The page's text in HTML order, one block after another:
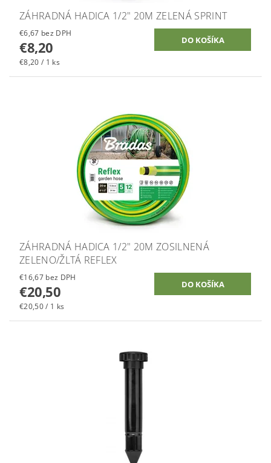
ZÁHRADNÁ HADICA 1/2" 20M ZELENÁ SPRINT
€6,67 bez DPH
€8,20
€8,20 / 1 ks
ZÁHRADNÁ HADICA 1/2" 20M ZOSILNENÁ
ZELENO/ŽLTÁ REFLEX
€16,67 bez DPH
€20,50
€20,50 / 1 ks